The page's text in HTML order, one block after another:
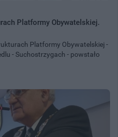
Platformy Obywatelskiej.
Platformy Obywatelskiej -
- Suchostrzygach - powstało